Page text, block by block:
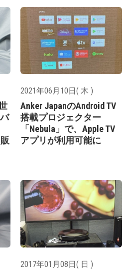
2021年06月10日( 木 )
Anker JapanのAndroid TV
搭載プロジェクター
「Nebula」で、Apple TV
アプリが利用可能に
2017年01月08日( 日 )